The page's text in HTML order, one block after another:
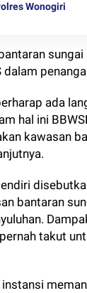
Wonogiri
dalam
ada
hal ini
kawasan
bantaran
takut